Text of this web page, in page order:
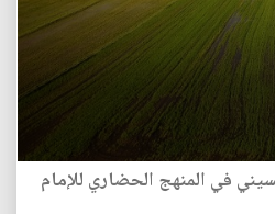
في المنهج الحضاري للإمام